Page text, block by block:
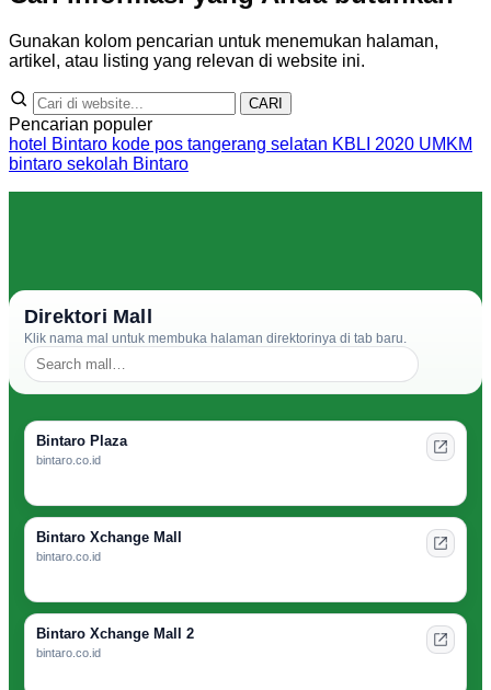
Gunakan kolom pencarian untuk menemukan halaman,
artikel, atau listing yang relevan di website ini.
CARI
Pencarian populer
hotel Bintaro kode pos tangerang selatan KBLI 2020 UMKM
bintaro sekolah Bintaro
Direktori Mall
Klik nama mal untuk membuka halaman direktorinya di tab baru.
Bintaro Plaza
bintaro.co.id
Bintaro Xchange Mall
bintaro.co.id
Bintaro Xchange Mall 2
bintaro.co.id